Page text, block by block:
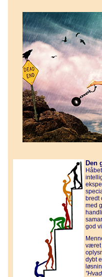
Den
bredt
med
god
været
dybt